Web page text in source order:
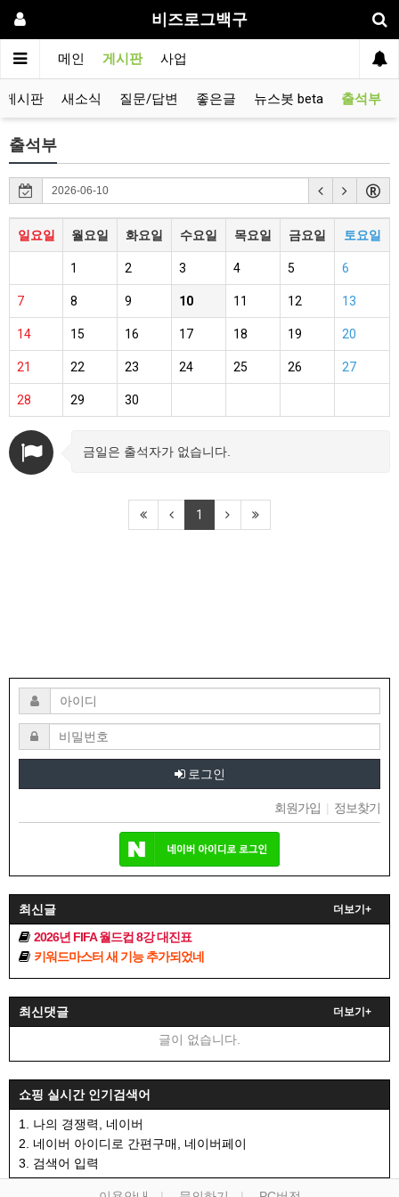
비즈로그백구
메인 게시판 사업
게시판 새소식 질문/답변 좋은글 뉴스봇 beta 출석부
출석부
일요일 월요일 화요일 수요일 목요일 금요일 토요일
1 2 3 4 5 6
7 8 9 10 11 12 13
14 15 16 17 18 19 20
21 22 23 24 25 26 27
28 29 30
금일은 출석자가 없습니다.
1
로그인
회원가입 | 정보찾기
최신글 더보기+
2026년 FIFA 월드컵 8강 대진표
키워드마스터 새 기능 추가되었네
최신댓글 더보기+
글이 없습니다.
쇼핑 실시간 인기검색어
1. 나의 경쟁력, 네이버
2. 네이버 아이디로 간편구매, 네이버페이
3. 검색어 입력